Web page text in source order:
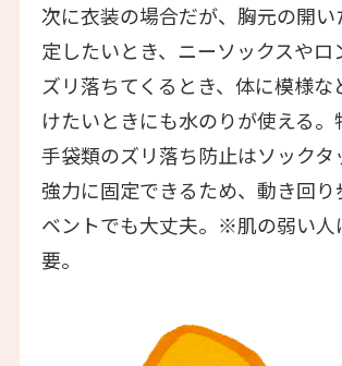
次に衣装の場合だが、胸元の開い
定したいとき、ニーソックスやロ
ズリ落ちてくるとき、体に模様な
けたいときにも水のりが使える。
手袋類のズリ落ち防止はソックタ
強力に固定できるため、動き回り
ベントでも大丈夫。※肌の弱い人
要。